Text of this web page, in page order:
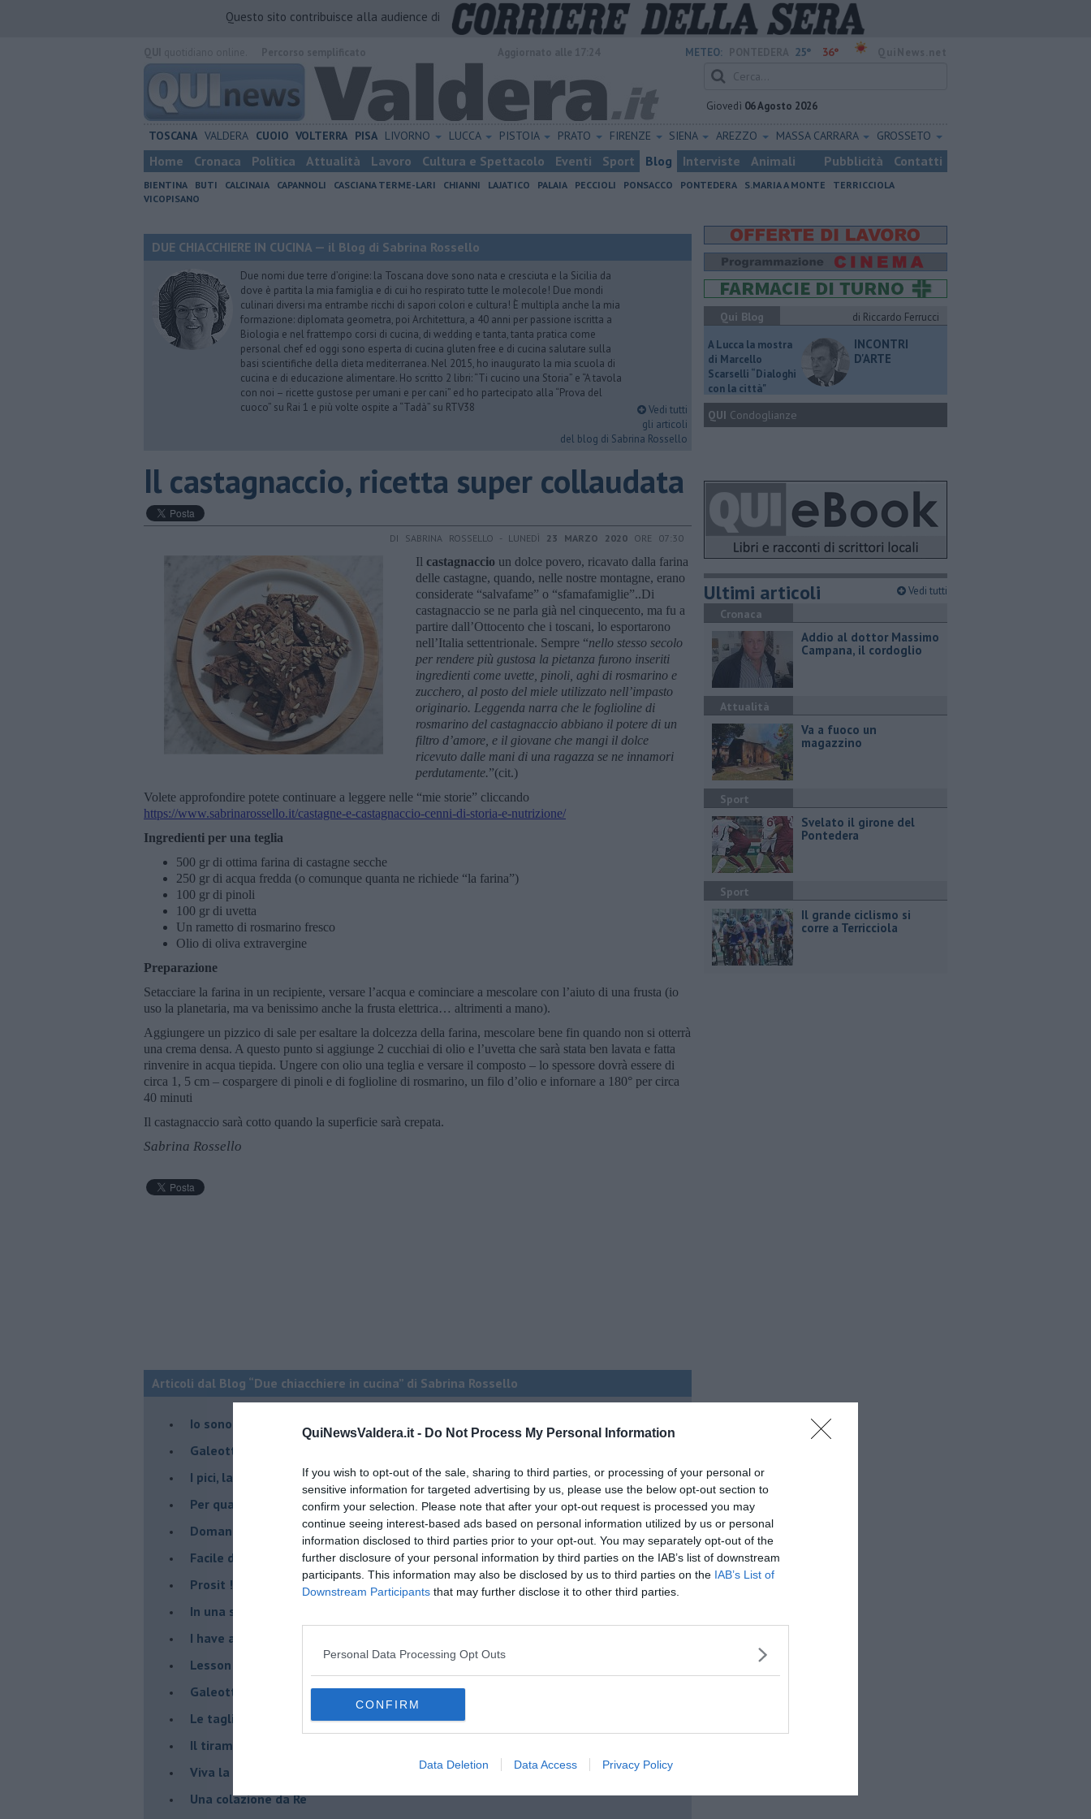
QuiNewsValdera.it - Do Not Process My Personal Information
If you wish to opt-out of the sale, sharing to third parties, or processing of your personal or
sensitive information for targeted advertising by us, please use the below opt-out section to
confirm your selection. Please note that after your opt-out request is processed you may
continue seeing interest-based ads based on personal information utilized by us or personal
information disclosed to third parties prior to your opt-out. You may separately opt-out of the
further disclosure of your personal information by third parties on the IAB’s list of downstream
participants. This information may also be disclosed by us to third parties on the IAB’s List of
Downstream Participants that may further disclose it to other third parties.
Personal Data Processing Opt Outs
CONFIRM
Data Deletion Data Access Privacy Policy
Questo sito contribuisce alla audience di
METEO: 25° 36°
Giovedì 06 Agosto 2026
TOSCANA VALDERA CUOIO VOLTERRA PISA LIVORNO LUCCA PISTOIA PRATO FIRENZE SIENA AREZZO MASSA CARRARA GROSSETO
Home Cronaca Politica Attualità Lavoro Cultura e Spettacolo Eventi Sport Blog Interviste Animali Pubblicità Contatti
BIENTINA BUTI CALCINAIA CAPANNOLI CASCIANA TERME-LARI CHIANNI LAJATICO PALAIA PECCIOLI PONSACCO PONTEDERA S.MARIA A MONTE
TERRICCIOLA
VICOPISANO
DUE CHIACCHIERE IN CUCINA — il Blog di Sabrina Rossello
Due nomi due terre d’origine: la Toscana dove sono nata e cresciuta e la Sicilia da
dove è partita la mia famiglia e di cui ho respirato tutte le molecole! Due mondi
culinari diversi ma entrambe ricchi di sapori colori e cultura! È multipla anche la mia
formazione: diplomata geometra, poi Architettura, a 40 anni per passione iscritta a
Biologia e nel frattempo corsi di cucina, di wedding e tanta, tanta pratica come
personal chef ed oggi sono esperta di cucina gluten free e di cucina salutare sulla
basi scientifiche della dieta mediterranea. Nel 2015, ho inaugurato la mia scuola di
cucina e di educazione alimentare. Ho scritto 2 libri: “Ti cucino una Storia” e “A tavola
con noi – ricette gustose per umani e per cani” ed ho partecipato alla “Prova del
cuoco” su Rai 1 e più volte ospite a “Tadà” su RTV38
Vedi tutti
gli articoli
del blog di Sabrina Rossello
Il castagnaccio, ricetta super collaudata
DI SABRINA ROSSELLO - LUNEDÌ 23 MARZO 2020 ORE 07:30
Il castagnaccio un dolce povero, ricavato dalla farina
delle castagne, quando, nelle nostre montagne, erano
considerate “salvafame” o “sfamafamiglie”..Di
castagnaccio se ne parla già nel cinquecento, ma fu a
partire dall’Ottocento che i toscani, lo esportarono
nell’Italia settentrionale. Sempre “nello stesso secolo
per rendere più gustosa la pietanza furono inseriti
ingredienti come uvette, pinoli, aghi di rosmarino e
zucchero, al posto del miele utilizzato nell’impasto
originario. Leggenda narra che le foglioline di
rosmarino del castagnaccio abbiano il potere di un
filtro d’amore, e il giovane che mangi il dolce
ricevuto dalle mani di una ragazza se ne innamori
perdutamente.”(cit.)
Volete approfondire potete continuare a leggere nelle “mie storie” cliccando
https://www.sabrinarossello.it/castagne-e-castagnaccio-cenni-di-storia-e-nutrizione/
Ingredienti per una teglia
500 gr di ottima farina di castagne secche
250 gr di acqua fredda (o comunque quanta ne richiede “la farina”)
100 gr di pinoli
100 gr di uvetta
Un rametto di rosmarino fresco
Olio di oliva extravergine
Preparazione
Setacciare la farina in un recipiente, versare l’acqua e cominciare a mescolare con l’aiuto di una frusta (io
uso la planetaria, ma va benissimo anche la frusta elettrica… altrimenti a mano).
Aggiungere un pizzico di sale per esaltare la dolcezza della farina, mescolare bene fin quando non si otterrà
una crema densa. A questo punto si aggiunge 2 cucchiai di olio e l’uvetta che sarà stata ben lavata e fatta
rinvenire in acqua tiepida. Ungere con olio una teglia e versare il composto – lo spessore dovrà essere di
circa 1, 5 cm – cospargere di pinoli e di foglioline di rosmarino, un filo d’olio e infornare a 180° per circa
40 minuti
Il castagnaccio sarà cotto quando la superficie sarà crepata.
Sabrina Rossello
Articoli dal Blog “Due chiacchiere in cucina” di Sabrina Rossello
Io sono "fragolo"
Galeotte le giuggiole !
I pici, la pasta degli Etruschi
Per qualche chilo in più...
Domani è un altro giorno
​Facile dire salsa di pomodori!
Prosit !
​In una sera di mezza estate
I have a dream…
​Lesson one: zucchini bread!
Galeotta la crociera!
Le tagliatelle di nonna Pina
Il tiramisù
Viva la pappa al pomodoro
Una colazione da Re
Qui Blog
di Riccardo Ferrucci
A Lucca la mostra
di Marcello
Scarselli “Dialoghi
con la città"
INCONTRI
D'ARTE
QUI Condoglianze
Ultimi articoli Vedi tutti
Cronaca
Addio al dottor Massimo
Campana, il cordoglio
Attualità
Va a fuoco un
magazzino
Sport
Svelato il girone del
Pontedera
Sport
Il grande ciclismo si
corre a Terricciola